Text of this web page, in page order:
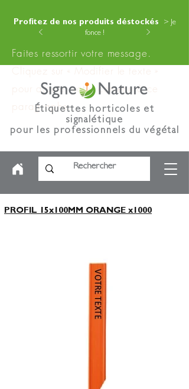
Profitez de nos produits déstockés
> Je
fonce !
Faites ressortir votre message.
Cliquez sur « Modifier le texte »
pour ajouter votre contenu à ce
paragraphe.
Étiquettes horticoles et
signalétique
pour les professionnels du végétal
PROFIL 15x100MM ORANGE x1000